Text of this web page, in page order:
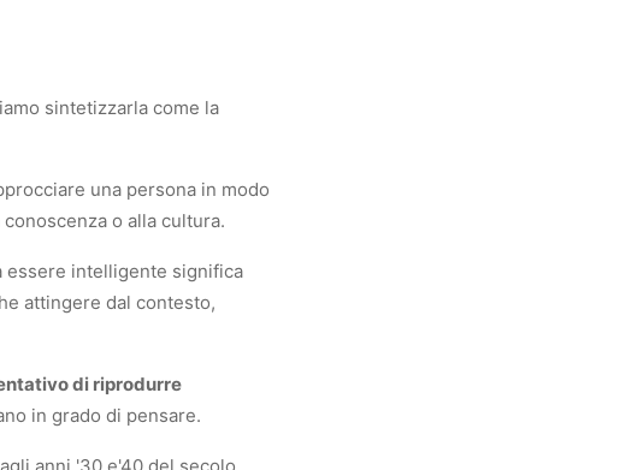
sintetizzarla come la
una persona in modo
o alla cultura.
essere intelligente significa
attingere dal contesto,
di riprodurre
in grado di pensare.